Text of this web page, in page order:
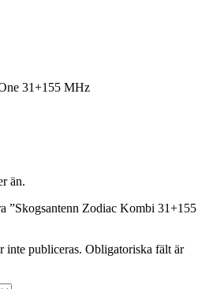
31+155 MHz
än.
”Skogsantenn Zodiac Kombi 31+155
inte publiceras. Obligatoriska fält är